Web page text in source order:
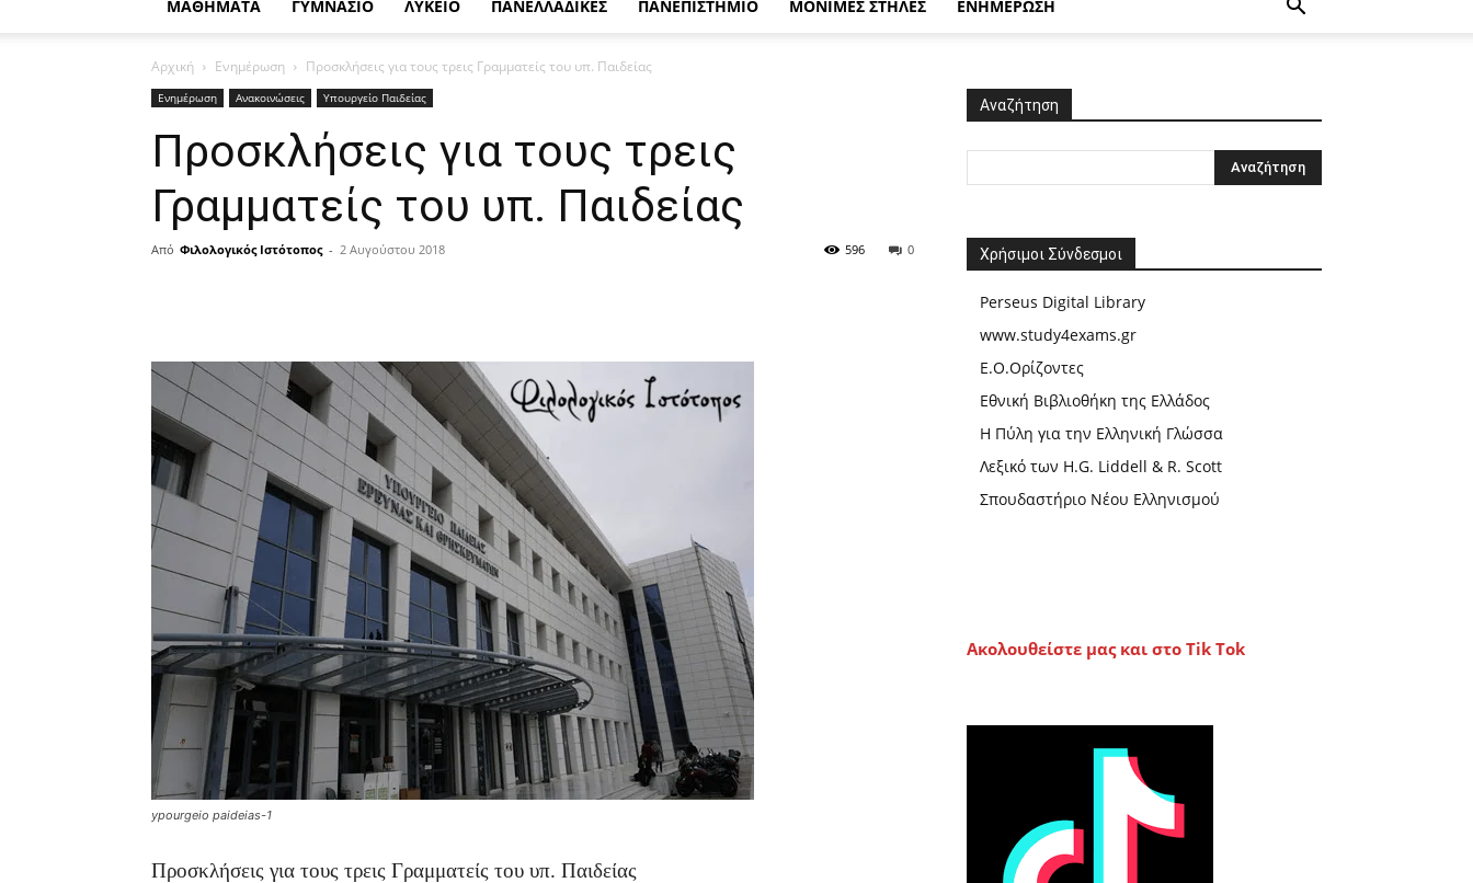
ΜΑΘΗΜΑΤΑ ΓΥΜΝΑΣΙΟ ΛΥΚΕΙΟ ΠΑΝΕΛΛΑΔΙΚΕΣ ΠΑΝΕΠΙΣΤΗΜΙΟ ΜΟΝΙΜΕΣ ΣΤΗΛΕΣ ΕΝΗΜΕΡΩΣΗ
Αρχική Ενημέρωση Προσκλήσεις για τους τρεις Γραμματείς του υπ. Παιδείας
Ενημέρωση Ανακοινώσεις Υπουργείο Παιδείας
Προσκλήσεις για τους τρεις
Γραμματείς του υπ. Παιδείας
Από Φιλολογικός Ιστότοπος - 2 Αυγούστου 2018 0
596
ypourgeio paideias-1
Προσκλήσεις για τους τρεις Γραμματείς του υπ. Παιδείας
Αναζήτηση
Χρήσιμοι Σύνδεσμοι
Perseus Digital Library
www.study4exams.gr
Ε.Ο.Ορίζοντες
Εθνική Βιβλιοθήκη της Ελλάδος
Η Πύλη για την Ελληνική Γλώσσα
Λεξικό των H.G. Liddell & R. Scott
Σπουδαστήριο Νέου Ελληνισμού
Ακολουθείστε μας και στο Tik Tok